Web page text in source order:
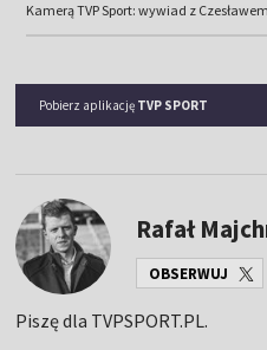
Kamerą TVP Sport: wywiad z
Pobierz aplikację TVP SPORT
Rafał
OBSERWUJ
Piszę dla TVPSPORT.PL.